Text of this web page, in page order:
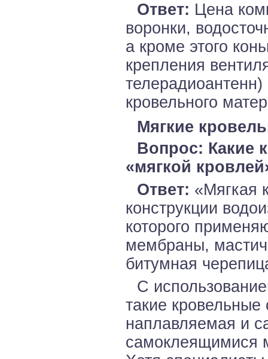
Ответ: Цена
воронки,
а кроме этого
крепления
кровельного
Мягкие
Вопрос: Какие
«мягкой
Ответ: «Мягкая
конструкции
которого
мембраны,
битумная
С
такие
наплавляемая и
самоклеящимися